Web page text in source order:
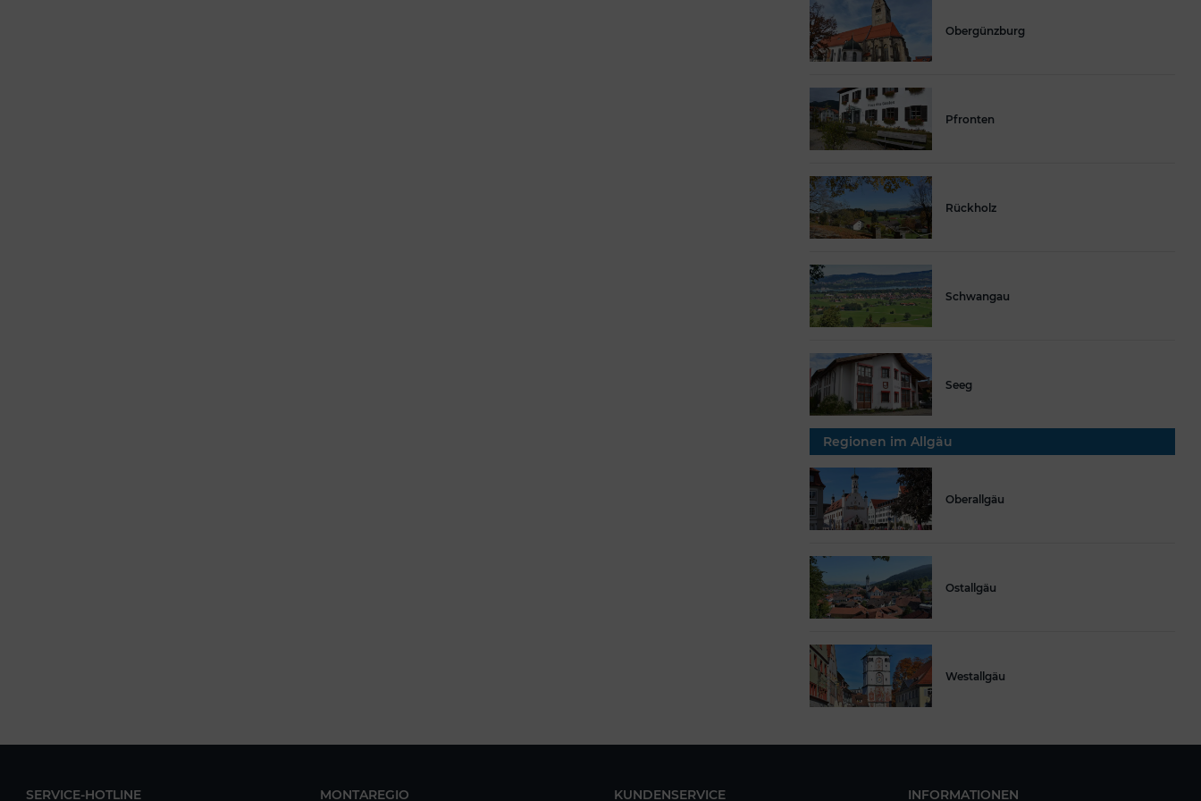
Obergünzburg
Pfronten
Rückholz
Schwangau
Seeg
Regionen im Allgäu
Oberallgäu
Ostallgäu
Westallgäu
SERVICE-HOTLINE MONTAREGIO KUNDENSERVICE INFORMATIONEN